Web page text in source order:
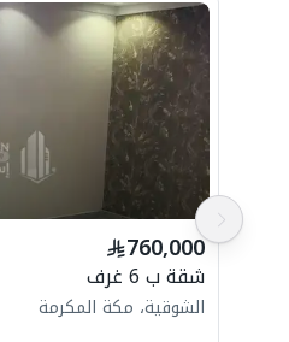
760,000
شقة ب 6 غرف
الشوقية، مكة المكرمة